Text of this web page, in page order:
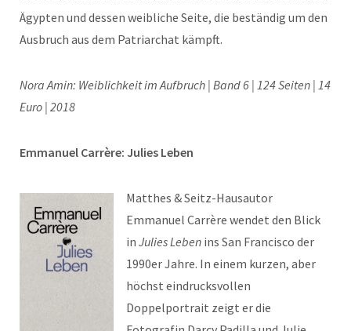
Ägypten und dessen weibliche Seite, die beständig um den
Ausbruch aus dem Patriarchat kämpft.
Nora Amin: Weiblichkeit im Aufbruch | Band 6 | 124 Seiten | 14
Euro | 2018
Emmanuel Carrère: Julies Leben
Matthes & Seitz-Hausautor
Emmanuel Carrère wendet den Blick
in Julies Leben ins San Francisco der
1990er Jahre. In einem kurzen, aber
höchst eindrucksvollen
Doppelportrait zeigt er die